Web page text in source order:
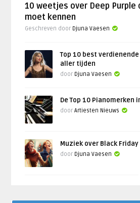
10 weetjes over Deep Purple
moet kennen
Geschreven door Djuna Vaesen
Top 10 best
aller tijden
door Djuna Vaesen
De Top 10 Pianomerken
doorArtiesten Nieuws
Muziek over Black Friday
door Djuna Vaesen